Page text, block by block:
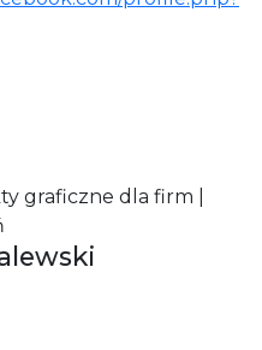
graficzne dla firm |